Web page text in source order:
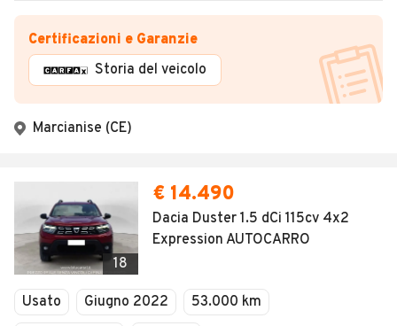
Certificazioni e Garanzie
Storia del veicolo
Marcianise (CE)
18
€ 14.490
Dacia Duster 1.5 dCi 115cv 4x2
Expression AUTOCARRO
Usato Giugno 2022
53.000 km